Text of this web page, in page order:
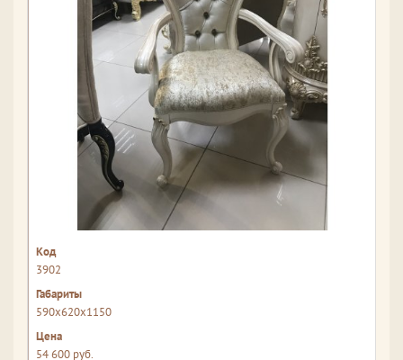
3902
590x620x1150
54 600 руб.